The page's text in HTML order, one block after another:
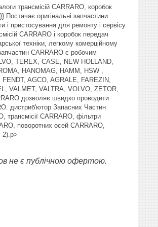
трансмісій CARRARO, коробок
оригінальні запчастини
і пристосування для ремонту і сервісу
CARRARO і коробок передач
техніки, легкому комерційному
CARRARO є робочим
TEREX, CASE, NEW HOLLAND,
HANOMAG, HAMM, HSW ,
AGCO, AGRALE, FAREZIN,
VALMET, VALTRA, VOLVO, ZETOR,
дозволяє швидко проводити
дистриб'ютор Запасних Частин
трансмісії CARRARO, фільтри
поворотних осей CARRARO,
2).p>
не є публічною офертою.